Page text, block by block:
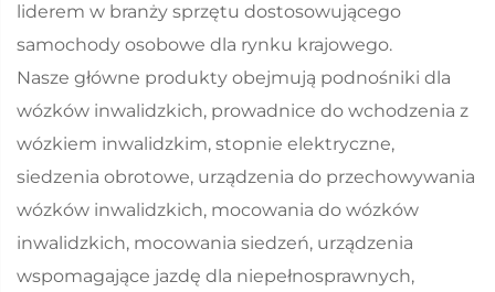
liderem w branży sprzętu dostosowującego
samochody osobowe dla rynku krajowego.
Nasze główne produkty obejmują podnośniki dla
wózków inwalidzkich, prowadnice do wchodzenia z
wózkiem inwalidzkim, stopnie elektryczne,
siedzenia obrotowe, urządzenia do przechowywania
wózków inwalidzkich, mocowania do wózków
inwalidzkich, mocowania siedzeń, urządzenia
wspomagające jazdę dla niepełnosprawnych,